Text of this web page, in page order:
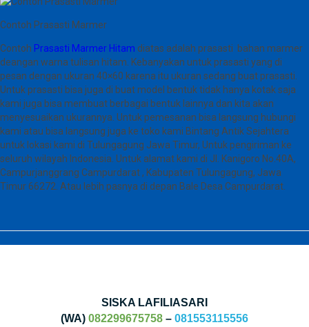
Contoh Prasasti Marmer
Contoh Prasasti Marmer Hitam diatas adalah prasasti bahan marmer
deangan warna tulisan hitam. Kebanyakan untuk prasasti yang di
pesan dengan ukuran 40×60 karena itu ukuran sedang buat prasasti.
Untuk prasasti bisa juga di buat model bentuk tidak hanya kotak saja
kami juga bisa membuat berbagai bentuk lainnya dan kita akan
menyesuaikan ukurannya. Untuk pemesanan bisa langsung hubungi
kami atau bisa langsung juga ke toko kami Bintang Antik Sejahtera
untuk lokasi kami di Tulungagung Jawa Timur, Untuk pengiriman ke
seluruh wilayah Indonesia. Untuk alamat kami di Jl. Kanigoro No.40A,
Campurjanggrang Campurdarat , Kabupaten Tulungagung, Jawa
Timur 66272. Atau lebih pasnya di depan Bale Desa Campurdarat.
SISKA LAFILIASARI
(WA) 082299675758 – 081553115556